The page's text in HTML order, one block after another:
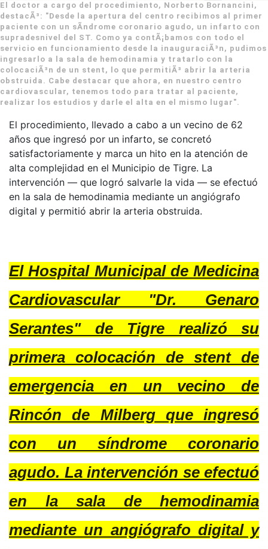
El doctor a cargo del procedimiento, Norberto Bornancini,
destacÃ³: "Desde la apertura del centro recibimos al primer
paciente con un sÃ­ndrome coronario agudo, un infarto con
supradesnivel del ST. Como ya contÃ¡bamos con todo el
servicio en funcionamiento desde la inauguraciÃ³n, pudimos
ingresarlo a la sala de hemodinamia y tratarlo con la
colocaciÃ³n de un stent, lo que permitiÃ³ abrir la arteria
obstruida. Cabe destacar que ahora, en nuestro centro
cardiovascular, tenemos todo para tratar al paciente,
realizar los estudios y darle el alta en el mismo lugar".
El procedimiento, llevado a cabo a un vecino de 62
años que ingresó por un infarto, se concretó
satisfactoriamente y marca un hito en la atención de
alta complejidad en el Municipio de Tigre. La
intervención — que logró salvarle la vida — se efectuó
en la sala de hemodinamia mediante un angiógrafo
digital y permitió abrir la arteria obstruida.
El Hospital Municipal de Medicina
Cardiovascular "Dr. Genaro
Serantes" de Tigre realizó su
primera colocación de stent de
emergencia en un vecino de
Rincón de Milberg que ingresó
con un síndrome coronario
agudo. La intervención se efectuó
en la sala de hemodinamia
mediante un angiógrafo digital y